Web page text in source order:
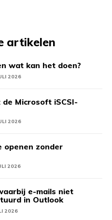
artikelen
wat kan het doen?
2026
Microsoft iSCSI-
2026
openen zonder
2026
e-mails niet
in Outlook
2026